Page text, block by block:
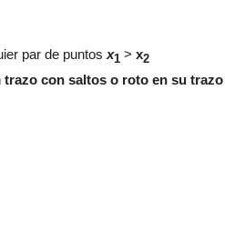
par de puntos x1 > x2
trazo con saltos o roto en su trazo